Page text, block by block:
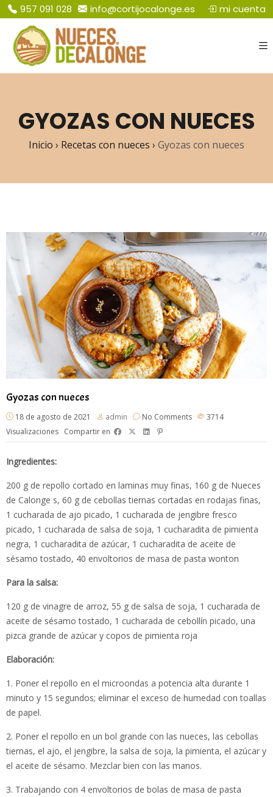
​957 091 028 info@cortijocalonge.es mi cuenta
GYOZAS CON NUECES
Inicio › Recetas con nueces › Gyozas con nueces
Gyozas con nueces
18 de agosto de 2021 admin No Comments
3714
Visualizaciones Compartir en
Ingredientes:
200 g de repollo cortado en laminas muy finas, 160 g de Nueces
de Calonge s, 60 g de cebollas tiernas cortadas en rodajas finas,
1 cucharada de ajo picado, 1 cucharada de jengibre fresco
picado, 1 cucharada de salsa de soja, 1 cucharadita de pimienta
negra, 1 cucharadita de azúcar, 1 cucharadita de aceite de
sésamo tostado, 40 envoltorios de masa de pasta wonton
Para la salsa:
120 g de vinagre de arroz, 55 g de salsa de soja, 1 cucharada de
aceite de sésamo tostado, 1 cucharada de cebollín picado, una
pizca grande de azúcar y copos de pimienta roja
Elaboración:
1. Poner el repollo en el microondas a potencia alta durante 1
minuto y 15 segundos; eliminar el exceso de humedad con toallas
de papel.
2. Poner el repollo en un bol grande con las nueces, las cebollas
tiernas, el ajo, el jengibre, la salsa de soja, la pimienta, el azúcar y
el aceite de sésamo. Mezclar bien con las manos.
3. Trabajando con 4 envoltorios de bolas de masa de pasta